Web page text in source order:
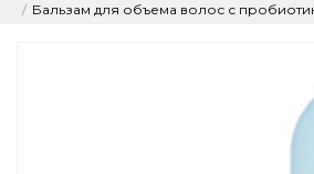
Бальзам для объема волос с